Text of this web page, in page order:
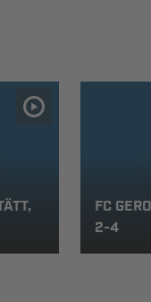
FC
2-4